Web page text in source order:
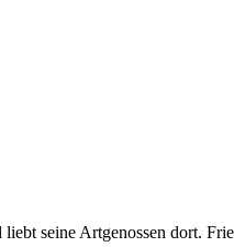
seine Artgenossen dort.